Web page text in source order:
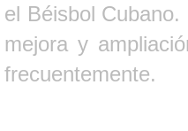
el Béisbol
mejora y
frecuentemente.